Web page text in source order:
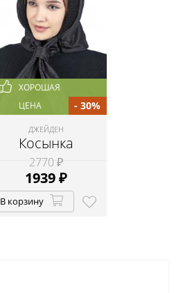
ХОРОШАЯ
ЦЕНА
ДЖЕЙДЕН
Косынка
2770 ₽
1939₽
- 30%
В корзину